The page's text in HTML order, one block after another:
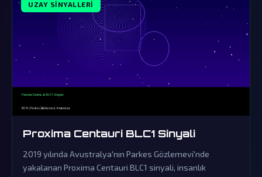
UZAY SINYALLERI
Proxima Centauri BLC1 Sinyali
2019 yılında Avustralya'nın Parkes Gözlemevi'nde
yakalanan Proxima Centauri BLC1 sinyali, insanlık